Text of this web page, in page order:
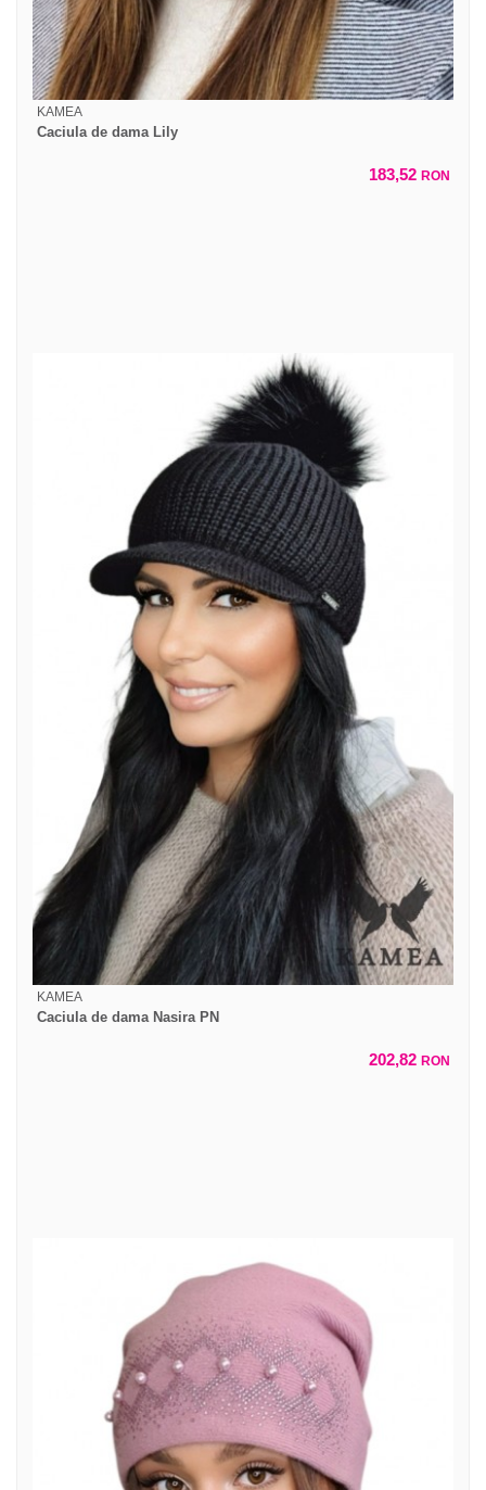
KAMEA
Caciula de dama Lily
183,52 RON
KAMEA
Caciula de dama Nasira PN
202,82 RON